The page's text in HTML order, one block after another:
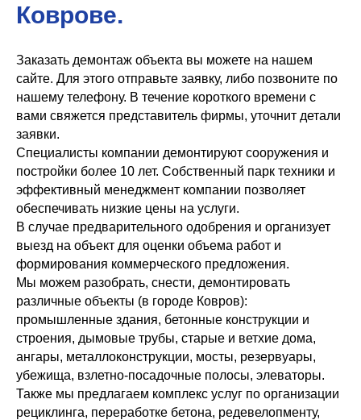
Коврове.
Заказать демонтаж объекта вы можете на нашем
сайте. Для этого отправьте заявку, либо позвоните по
нашему телефону. В течение короткого времени с
вами свяжется представитель фирмы, уточнит детали
заявки.
Специалисты компании демонтируют сооружения и
постройки более 10 лет. Собственный парк техники и
эффективный менеджмент компании позволяет
обеспечивать низкие цены на услуги.
В случае предварительного одобрения и организует
выезд на объект для оценки объема работ и
формирования коммерческого предложения.
Мы можем разобрать, снести, демонтировать
различные объекты (в городе Ковров):
промышленные здания, бетонные конструкции и
строения, дымовые трубы, старые и ветхие дома,
ангары, металлоконструкции, мосты, резервуары,
убежища, взлетно-посадочные полосы, элеваторы.
Также мы предлагаем комплекс услуг по организации
рециклинга, переработке бетона, редевелопменту,